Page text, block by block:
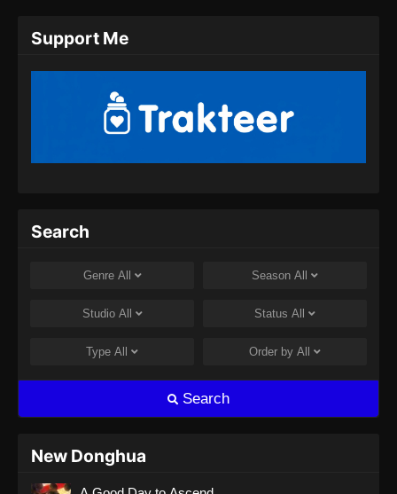
Dragon Prince Yuan Episode 13 Subtitle
Eps 13 - Dragon Prince Yuan Episode 13
Subtitle Indonesia - Agustus 22, 2024
Support Me
Search
Genre All Season All
Studio All Status All
Type All Order by All
Search
New Donghua